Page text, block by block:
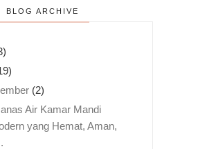
BLOG ARCHIVE
(2)
Air Kamar Mandi
yang Hemat, Aman,